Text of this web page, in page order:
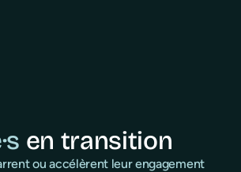
en transition
ou accélèrent leur engagement